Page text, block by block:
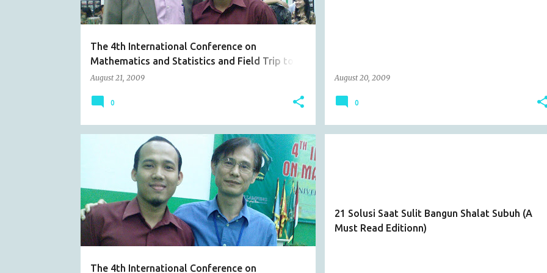
The 4th International Conference on
Mathematics and Statistics and Field Trip to
Krakatoa Nirwana Beach (Part II)
August 21, 2009
0
August 20, 2009
0
The 4th International Conference on
CATATAN HARIAN
21 Solusi Saat Sulit Bangun Shalat Subuh (A
Must Read Editionn)